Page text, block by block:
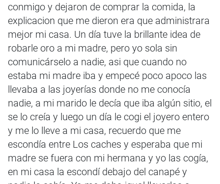
conmigo y dejaron de comprar la comida, la
explicacion que me dieron era que administrara
mejor mi casa. Un día tuve la brillante idea de
robarle oro a mi madre, pero yo sola sin
comunicárselo a nadie, asi que cuando no
estaba mi madre iba y empecé poco apoco las
llevaba a las joyerías donde no me conocía
nadie, a mi marido le decía que iba algún sitio, el
se lo creía y luego un día le cogi el joyero entero
y me lo lleve a mi casa, recuerdo que me
escondía entre Los caches y esperaba que mi
madre se fuera con mi hermana y yo las cogía,
en mi casa la escondí debajo del canapé y